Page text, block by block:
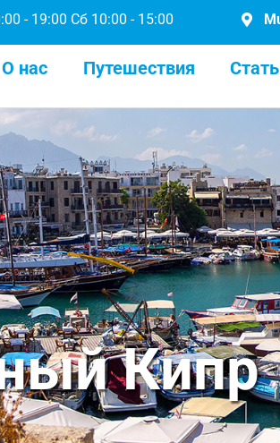
- 19:00 Сб 10:00 - 15:00
О нас Путешествия
Кипр